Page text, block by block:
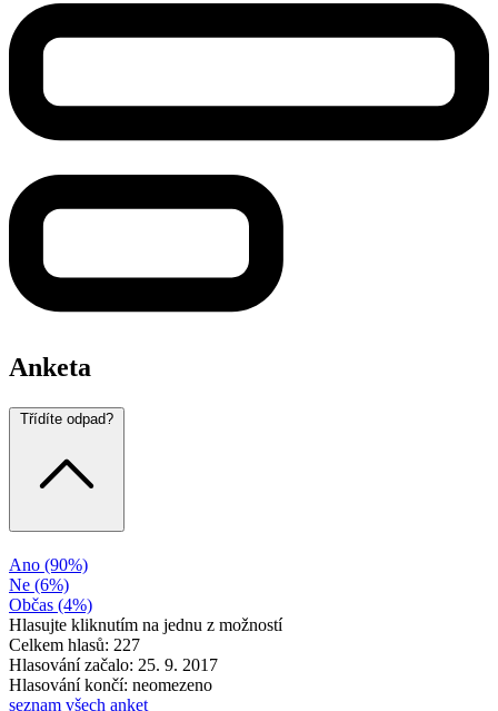
Anketa
Třídíte odpad?
Ano (90%)
Ne (6%)
Občas (4%)
Hlasujte kliknutím na jednu z možností
Celkem hlasů: 227
Hlasování začalo: 25. 9. 2017
Hlasování končí: neomezeno
seznam všech anket